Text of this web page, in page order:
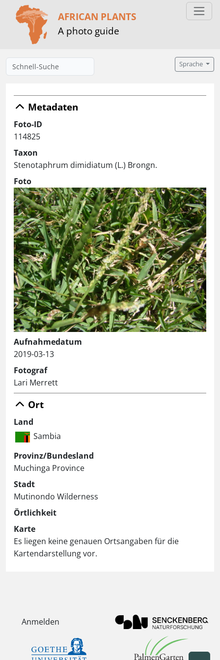
AFRICAN PLANTS
A photo guide
Sprache
Metadaten
Foto-ID
114825
Taxon
Stenotaphrum dimidiatum (L.) Brongn.
Foto
Aufnahmedatum
2019-03-13
Fotograf
Lari Merrett
Ort
Land
Sambia
Provinz/Bundesland
Muchinga Province
Stadt
Mutinondo Wilderness
Örtlichkeit
Karte
Es liegen keine genauen Ortsangaben für die
Kartendarstellung vor.
Anmelden